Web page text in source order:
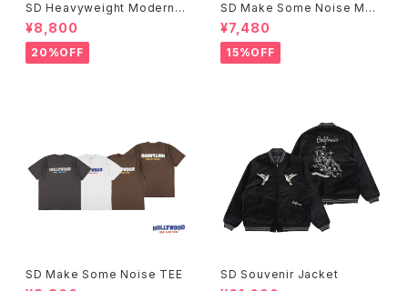
SD Heavyweight Modern T
wist Signs Logo T
¥8,800
20%OFF
SD Make Some Noise Mes
h Cap
¥7,480
15%OFF
SD Make Some Noise TEE SD Souvenir Jacket